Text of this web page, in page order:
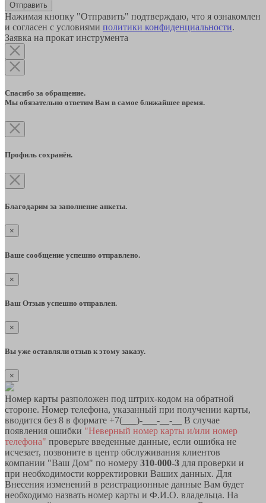
Отправить
Нажимая кнопку "Отправить" подтверждаю, что я ознакомлен
и согласен с условиями политики конфиденциальности.
Заявка на прокат инструмента
Спасибо за обращение.
Мы обязательно ответим Вам в самое ближайшее время.
Профиль сохранён.
Благодарим за заполнение анкеты.
×
Ваше сообщение успешно отправлено.
×
Ваш Отзыв успешно отправлен.
×
Вы уже оставляли отзыв к этому заказу.
×
Номер карты разположен под штрих-кодом на обратной
стороне. Номер телефона, указанный при получении карты,
вводится без 8 в формате +7(___)-___-__-__ В случае
появления ошибки "Неверный номер карты и/или номер
телефона" проверьте введенные данные, если ошибка не
исчезает, позвоните в центр обслуживания клиентов
компании "Ваш Дом" по номеру 310-000-3 для проверки и
при необходимости корректировки Ваших данных. Для
Внесения изменений в реистрационные данные Вам будет
необходимо назвать номер карты и Ф.И.О. владельца. На